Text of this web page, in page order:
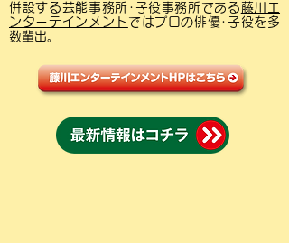
併設する芸能事務所･子役事務所である 藤川エ
ンターテインメント ではプロの俳優･子役を多
数輩出｡